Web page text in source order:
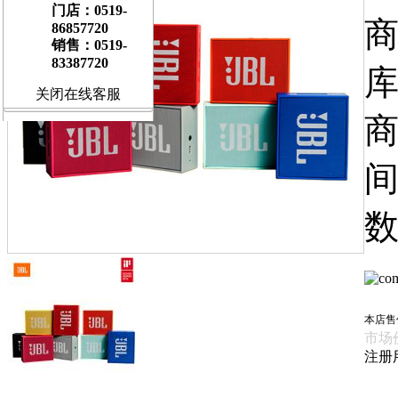
本店
市场
注册
门店：0519-
86857720
销售：0519-
83387720
关闭在线客服